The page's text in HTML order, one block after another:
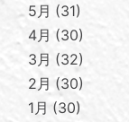
5月
31
4月
30
3月
32
2月
30
1月
30